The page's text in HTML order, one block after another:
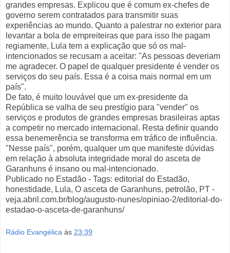
grandes empresas. Explicou que é comum ex-chefes de
governo serem contratados para transmitir suas
experiências ao mundo. Quanto a palestrar no exterior para
levantar a bola de empreiteiras que para isso lhe pagam
regiamente, Lula tem a explicação que só os mal-
intencionados se recusam a aceitar: "As pessoas deveriam
me agradecer. O papel de qualquer presidente é vender os
serviços do seu país. Essa é a coisa mais normal em um
país".
De fato, é muito louvável que um ex-presidente da
República se valha de seu prestígio para "vender" os
serviços e produtos de grandes empresas brasileiras aptas
a competir no mercado internacional. Resta definir quando
essa benemerência se transforma em tráfico de influência.
"Nesse país", porém, qualquer um que manifeste dúvidas
em relação à absoluta integridade moral do asceta de
Garanhuns é insano ou mal-intencionado.
Publicado no Estadão - Tags: editorial do Estadão,
honestidade, Lula, O asceta de Garanhuns, petrolão, PT -
veja.abril.com.br/blog/augusto-nunes/opiniao-2/editorial-do-
estadao-o-asceta-de-garanhuns/
Rádio Evangélica às 23:39